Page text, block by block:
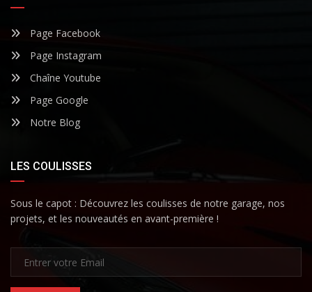
Page Facebook
Page Instagram
Chaîne Youtube
Page Google
Notre Blog
LES COULISSES
Sous le capot : Découvrez les coulisses de notre garage, nos
projets, et les nouveautés en avant-première !